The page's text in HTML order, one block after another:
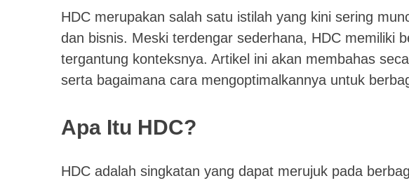
HDC merupakan salah satu istilah yang kini sering
dan bisnis. Meski terdengar sederhana, HDC memiliki
tergantung konteksnya. Artikel ini akan membahas
serta bagaimana cara mengoptimalkannya untuk
Apa Itu HDC?
HDC adalah singkatan yang dapat merujuk pada